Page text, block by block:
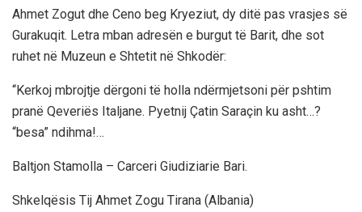
Ahmet Zogut dhe Ceno beg Kryeziut, dy ditë pas vrasjes së
Gurakuqit. Letra mban adresën e burgut të Barit, dhe sot
ruhet në Muzeun e Shtetit në Shkodër:
“Kerkoj mbrojtje dërgoni të holla ndërmjetsoni për pshtim
pranë Qeveriës Italjane. Pyetnij Çatin Saraçin ku asht…?
“besa” ndihma!…
Baltjon Stamolla – Carceri Giudiziarie Bari.
Shkelqësis Tij Ahmet Zogu Tirana (Albania)